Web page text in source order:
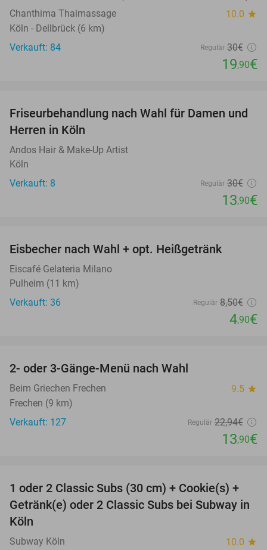
Chanthima Thaimassage 10.0 star
Köln - Dellbrück (6 km)
Verkauft: 84
Regulär 30€
19,90€
54%
Friseurbehandlung nach Wahl für Damen und
Herren in Köln
Andos Hair & Make-Up Artist
Köln
Verkauft: 8
Regulär 30€
13,90€
Eisbecher nach Wahl + opt. Heißgetränk
Eiscafé Gelateria Milano
Pulheim (11 km)
Verkauft: 36
Regulär 8,50€
4,90€
2- oder 3-Gänge-Menü nach Wahl
Beim Griechen Frechen 9.5 star
Frechen (9 km)
Verkauft: 127
Regulär 22,94€
13,90€
33%
1 oder 2 Classic Subs (30 cm) + Cookie(s) +
Getränk(e) oder 2 Classic Subs bei Subway in
Köln
Subway Köln 10.0 star